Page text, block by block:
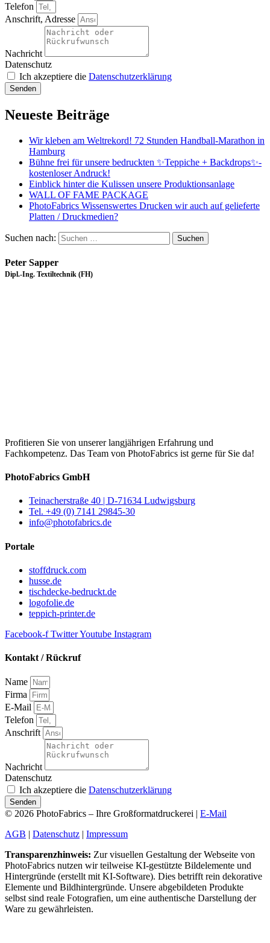
Telefon
Anschrift, Adresse
Nachricht
Datenschutz
Ich akzeptiere die Datenschutzerklärung
Senden
Neueste Beiträge
Wir kleben am Weltrekord! 72 Stunden Handball-Marathon in
Hamburg
Bühne frei für unsere bedruckten ✨Teppiche + Backdrops✨-
kostenloser Andruck!
Einblick hinter die Kulissen unsere Produktionsanlage
WALL OF FAME PACKAGE
PhotoFabrics Wissenswertes Drucken wir auch auf gelieferte
Platten / Druckmedien?
Suchen nach:
Peter Sapper
Dipl.-Ing. Textiltechnik (FH)
Profitieren Sie von unserer langjährigen Erfahrung und
Fachkompetenz. Das Team von PhotoFabrics ist gerne für Sie da!
PhotoFabrics GmbH
Teinacherstraße 40 | D-71634 Ludwigsburg
Tel. +49 (0) 7141 29845-30
info@photofabrics.de
Portale
stoffdruck.com
husse.de
tischdecke-bedruckt.de
logofolie.de
teppich-printer.de
Facebook-f TwitterYoutube Instagram
Kontakt / Rückruf
Name
Firma
E-Mail
Telefon
Anschrift
Nachricht
Datenschutz
Ich akzeptiere die Datenschutzerklärung
Senden
© 2026 PhotoFabrics – Ihre Großformatdruckerei | E-Mail
AGB | Datenschutz | Impressum
Transparenzhinweis: Zur visuellen Gestaltung der Webseite von
PhotoFabrics nutzen wir teilweise KI-gestützte Bildelemente und
Hintergründe (erstellt mit KI-Software). Dies betrifft rein dekorative
Elemente und Bildhintergründe. Unsere abgebildeten Produkte
selbst sind reale Fotografien, um eine authentische Darstellung der
Ware zu gewährleisten.